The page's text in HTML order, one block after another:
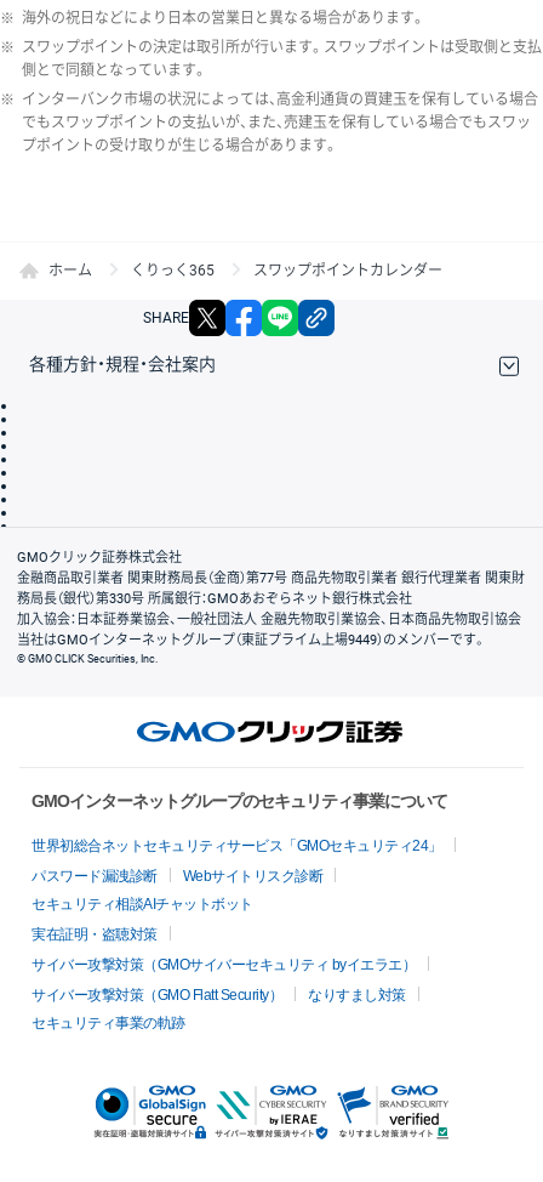
※ 海外の祝日などにより日本の営業日と異なる場合があります。
※ スワップポイントの決定は取引所が行います。スワップポイントは受取側と支払
側とで同額となっています。
※ インターバンク市場の状況によっては、高金利通貨の買建玉を保有している場合
でもスワップポイントの支払いが、また、売建玉を保有している場合でもスワッ
プポイントの受け取りが生じる場合があります。
ホーム くりっく365 スワップポイントカレンダー
SHARE X facebook
各種方針・規程・会社案内
会社案内
GMOクリック証券株式会社
金融商品取引業者 関東財務局長（金商）第77号 商品先物取引業者 銀行代理業者 関東財
務局長（銀代）第330号 所属銀行：GMOあおぞらネット銀行株式会社
加入協会：日本証券業協会、一般社団法人 金融先物取引業協会、日本商品先物取引協会
当社はGMOインターネットグループ（東証プライム上場9449）のメンバーです。
© GMO CLICK Securities, Inc.
GMOインターネットグループのセキュリティ事業について
世界初総合ネットセキュリティサービス「GMOセキュリティ24」
パスワード漏洩診断
Webサイトリスク診断
セキュリティ相談AIチャットボット
実在証明・盗聴対策
サイバー攻撃対策（GMOサイバーセキュリティ byイエラエ）
サイバー攻撃対策（GMO Flatt Security）
なりすまし対策
セキュリティ事業の軌跡